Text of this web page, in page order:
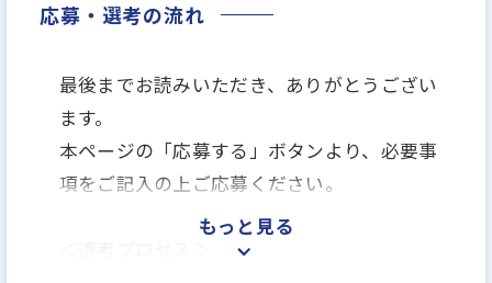
応募・選考の流れ
最後までお読みいただき、ありがとうござい
ます。
本ページの「応募する」ボタンより、必要事
項をご記入の上ご応募ください。
もっと見る